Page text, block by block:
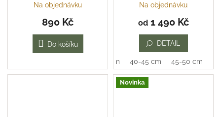
Na objednávku
890 Kč
Do košíku
Na objednávku
od1 490 Kč
DETAIL
35-40 cm 40-45 cm 45-50 cm
Novinka